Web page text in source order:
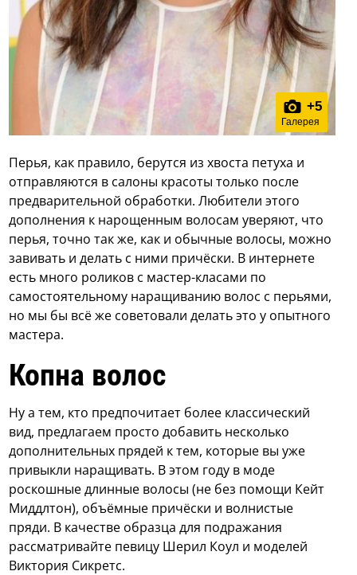
+5
Галерея
Перья, как правило, берутся из хвоста петуха и
отправляются в салоны красоты только после
предварительной обработки. Любители этого
дополнения к нарощенным волосам уверяют, что
перья, точно так же, как и обычные волосы, можно
завивать и делать с ними причёски. В интернете
есть много роликов с мастер-класами по
самостоятельному наращиванию волос с перьями,
но мы бы всё же советовали делать это у опытного
мастера.
Копна волос
Ну а тем, кто предпочитает более классический
вид, предлагаем просто добавить несколько
дополнительных прядей к тем, которые вы уже
привыкли наращивать. В этом году в моде
роскошные длинные волосы (не без помощи Кейт
Миддлтон), объёмные причёски и волнистые
пряди. В качестве образца для подражания
рассматривайте певицу Шерил Коул и моделей
Виктория Сикретс.